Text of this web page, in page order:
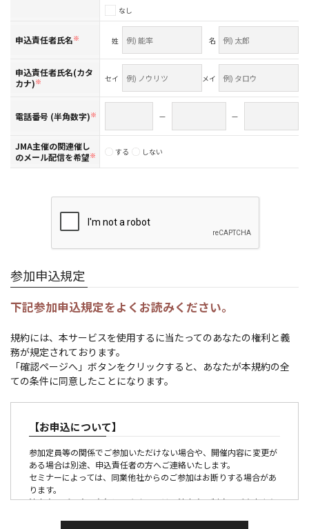
なし
申込責任者氏名※ 姓 名
申込責任者氏名(カタ
カナ)※ セイ メイ
電話番号 (半角数字)※ — —
JMA主催の関連催し
のメール配信を希望※ する しない
参加申込規定
下記参加申込規定をよくお読みください。
規約には、本サービスを使用するに当たってのあなたの権利と義
務が規定されております。
「確認ページへ」ボタンをクリックすると、あなたが本規約の全
ての条件に同意したことになります。
【お申込について】
参加定員等の関係でご参加いただけない場合や、開催内容に変更が
ある場合は別途、申込責任者の方へご連絡いたします。
セミナーによっては、同業他社からのご参加はお断りする場合があ
ります。
法人会員ご入会の有無につきましては、法人会員制度のご案内より